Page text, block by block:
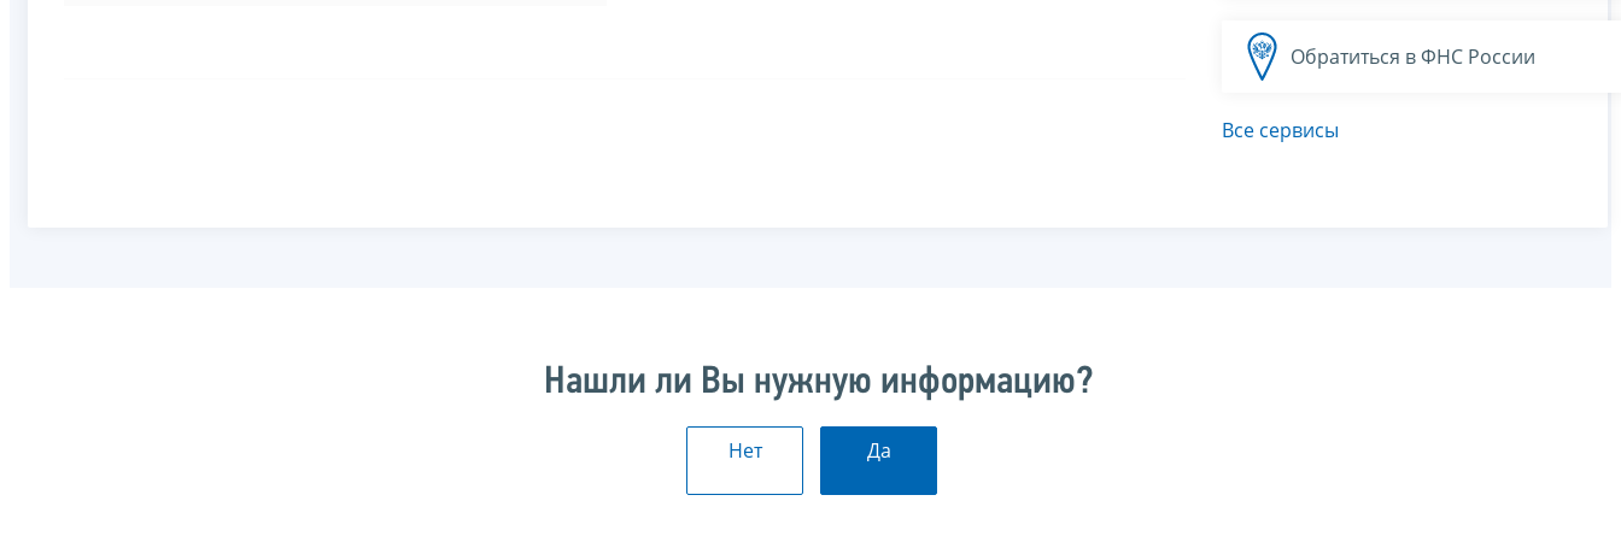
Обратиться в ФНС России
Все сервисы
Нашли ли Вы нужную информацию?
Нет Да